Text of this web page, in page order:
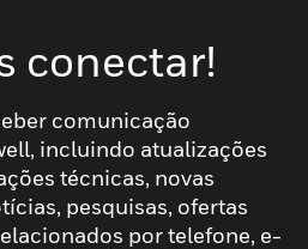
conectar!
comunicação
incluindo atualizações
técnicas, novas
pesquisas, ofertas
por telefone, e-